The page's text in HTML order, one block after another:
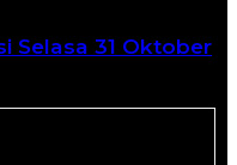
Selasa 31 Oktober